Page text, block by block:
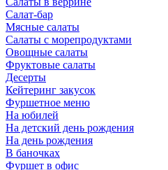
Салат-бар
Мясные салаты
Салаты с морепродуктами
Овощные салаты
Фруктовые салаты
Десерты
Кейтеринг закусок
Фуршетное меню
На юбилей
На детский день рождения
На день рождения
В баночках
Фуршет в офис